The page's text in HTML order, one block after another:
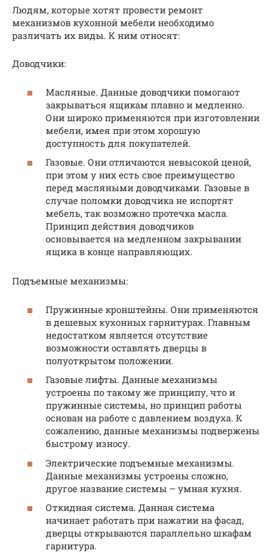
Людям, которые хотят провести ремонт
механизмов кухонной мебели необходимо
различать их виды. К ним относят:
Доводчики:
Масляные. Данные доводчики помогают
закрываться ящикам плавно и медленно.
Они широко применяются при изготовлении
мебели, имея при этом хорошую
доступность для покупателей.
Газовые. Они отличаются невысокой ценой,
при этом у них есть свое преимущество
перед масляными доводчиками. Газовые в
случае поломки доводчика не испортят
мебель, так возможно протечка масла.
Принцип действия доводчиков
основывается на медленном закрывании
ящика в конце направляющих.
Подъемные механизмы:
Пружинные кронштейны. Они применяются
в дешевых кухонных гарнитурах. Главным
недостатком является отсутствие
возможности оставлять дверцы в
полуоткрытом положении.
Газовые лифты. Данные механизмы
устроены по такому же принципу, что и
пружинные системы, но принцип работы
основан на работе с давлением воздуха. К
сожалению, данные механизмы подвержены
быстрому износу.
Электрические подъемные механизмы.
Данные механизмы устроены сложно,
другое название системы – умная кухня.
Откидная система. Данная система
начинает работать при нажатии на фасад,
дверцы открываются параллельно шкафам
гарнитура.